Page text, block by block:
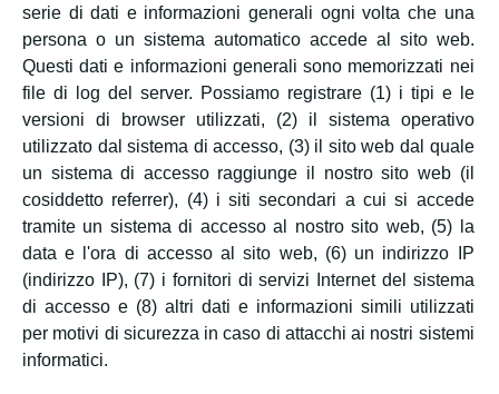
serie di dati e informazioni generali ogni volta che una
persona o un sistema automatico accede al sito web.
Questi dati e informazioni generali sono memorizzati nei
file di log del server. Possiamo registrare (1) i tipi e le
versioni di browser utilizzati, (2) il sistema operativo
utilizzato dal sistema di accesso, (3) il sito web dal quale
un sistema di accesso raggiunge il nostro sito web (il
cosiddetto referrer), (4) i siti secondari a cui si accede
tramite un sistema di accesso al nostro sito web, (5) la
data e l'ora di accesso al sito web, (6) un indirizzo IP
(indirizzo IP), (7) i fornitori di servizi Internet del sistema
di accesso e (8) altri dati e informazioni simili utilizzati
per motivi di sicurezza in caso di attacchi ai nostri sistemi
informatici.